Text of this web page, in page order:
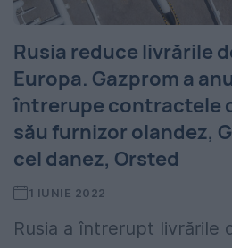
Rusia reduce livrările
Europa. Gazprom a
întrerupe contractele
său furnizor olandez,
cel danez, Orsted
1 IUNIE 2022
Rusia a întrerupt livrările